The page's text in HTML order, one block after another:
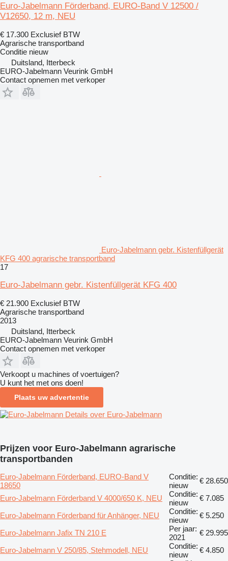
Euro-Jabelmann Förderband, EURO-Band V 12500 /
V12650, 12 m, NEU
€ 17.300 Exclusief BTW
Agrarische transportband
Conditie nieuw
Duitsland, Itterbeck
EURO-Jabelmann Veurink GmbH
Contact opnemen met verkoper
Euro-Jabelmann gebr. Kistenfüllgerät
KFG 400 agrarische transportband
17
Euro-Jabelmann gebr. Kistenfüllgerät KFG 400
€ 21.900 Exclusief BTW
Agrarische transportband
2013
Duitsland, Itterbeck
EURO-Jabelmann Veurink GmbH
Contact opnemen met verkoper
Verkoopt u machines of voertuigen?
U kunt het met ons doen!
Plaats uw advertentie
Details over Euro-Jabelmann
Prijzen voor Euro-Jabelmann agrarische
transportbanden
Euro-Jabelmann Förderband, EURO-Band V
18650
Conditie:
nieuw
€ 28.650
Euro-Jabelmann Förderband V 4000/650 K, NEU
Conditie:
nieuw
€ 7.085
Euro-Jabelmann Förderband für Anhänger, NEU
Conditie:
nieuw
€ 5.250
Euro-Jabelmann Jafix TN 210 E
Per jaar:
2021
€ 29.995
Euro-Jabelmann V 250/85, Stehmodell, NEU
Conditie:
nieuw
€ 4.850